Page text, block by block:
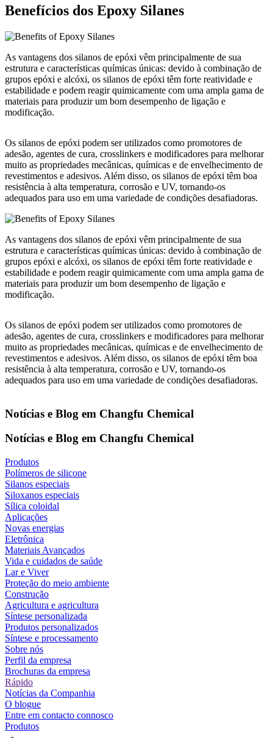
Benefícios dos Epoxy Silanes
As vantagens dos silanos de epóxi vêm principalmente de sua
estrutura e características químicas únicas: devido à combinação de
grupos epóxi e alcóxi, os silanos de epóxi têm forte reatividade e
estabilidade e podem reagir quimicamente com uma ampla gama de
materiais para produzir um bom desempenho de ligação e
modificação.
Os silanos de epóxi podem ser utilizados como promotores de
adesão, agentes de cura, crosslinkers e modificadores para melhorar
muito as propriedades mecânicas, químicas e de envelhecimento de
revestimentos e adesivos. Além disso, os silanos de epóxi têm boa
resistência à alta temperatura, corrosão e UV, tornando-os
adequados para uso em uma variedade de condições desafiadoras.
As vantagens dos silanos de epóxi vêm principalmente de sua
estrutura e características químicas únicas: devido à combinação de
grupos epóxi e alcóxi, os silanos de epóxi têm forte reatividade e
estabilidade e podem reagir quimicamente com uma ampla gama de
materiais para produzir um bom desempenho de ligação e
modificação.
Os silanos de epóxi podem ser utilizados como promotores de
adesão, agentes de cura, crosslinkers e modificadores para melhorar
muito as propriedades mecânicas, químicas e de envelhecimento de
revestimentos e adesivos. Além disso, os silanos de epóxi têm boa
resistência à alta temperatura, corrosão e UV, tornando-os
adequados para uso em uma variedade de condições desafiadoras.
Notícias e Blog em Changfu Chemical
Notícias e Blog em Changfu Chemical
Produtos
Polímeros de silicone
Silanos especiais
Siloxanos especiais
Sílica coloidal
Aplicações
Novas energias
Eletrônica
Materiais Avançados
Vida e cuidados de saúde
Lar e Viver
Proteção do meio ambiente
Construção
Agricultura e agricultura
Síntese personalizada
Produtos personalizados
Síntese e processamento
Sobre nós
Perfil da empresa
Brochuras da empresa
Rápido
Notícias da Companhia
O blogue
Entre em contacto connosco
Produtos